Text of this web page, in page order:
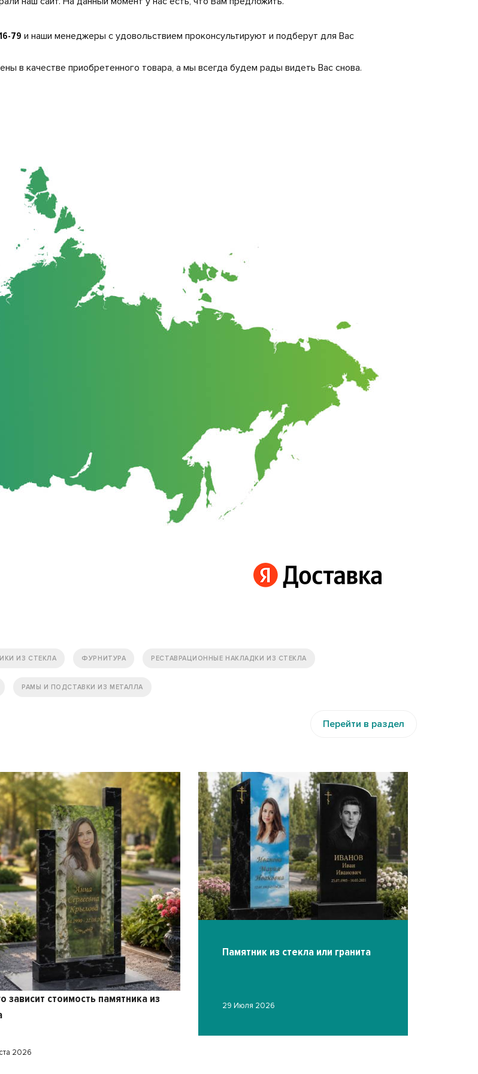
79 и наши менеджеры с удовольствием проконсультируют и подберут для Вас
в качестве приобретенного товара, а мы всегда будем рады видеть Вас снова.
ИЗ СТЕКЛА ФУРНИТУРА РЕСТАВРАЦИОННЫЕ НАКЛАДКИ ИЗ СТЕКЛА
РАМЫ И ПОДСТАВКИ ИЗ МЕТАЛЛА
Перейти в раздел
зависит стоимость памятника из
2026
Памятник из стекла или гранита
29 Июля 2026